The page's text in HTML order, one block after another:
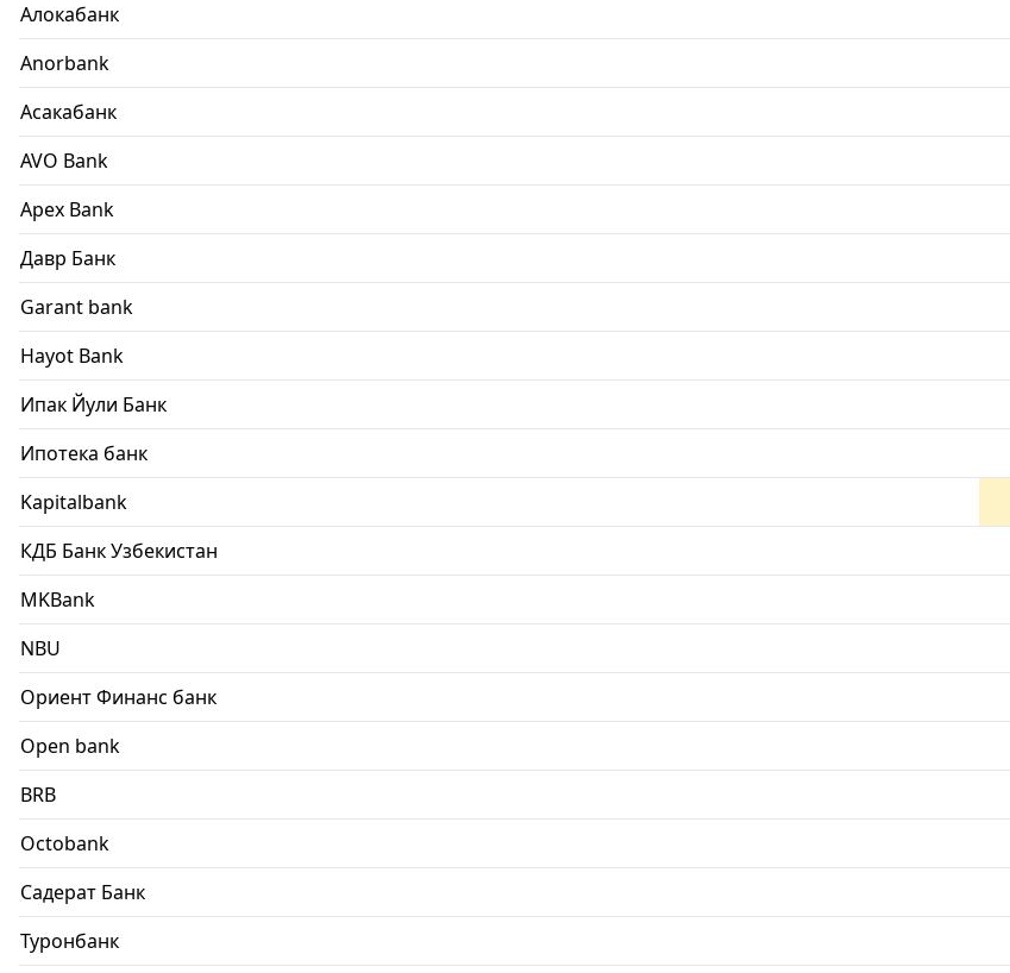
Алокабанк
Anorbank
Асакабанк
AVO Bank
Apex Bank
Давр Банк
Garant bank
Hayot Bank
Ипак Йули Банк
Ипотека банк
Kapitalbank
КДБ Банк Узбекистан
MKBank
NBU
Ориент Финанс банк
Open bank
BRB
Octobank
Садерат Банк
Туронбанк